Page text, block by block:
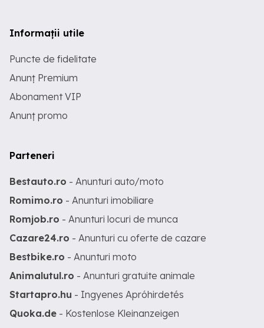
Informații utile
Puncte de fidelitate
Anunț Premium
Abonament VIP
Anunț promo
Parteneri
Bestauto.ro - Anunturi auto/moto
Romimo.ro - Anunturi imobiliare
Romjob.ro - Anunturi locuri de munca
Cazare24.ro - Anunturi cu oferte de cazare
Bestbike.ro - Anunturi moto
Animalutul.ro - Anunturi gratuite animale
Startapro.hu - Ingyenes Apróhirdetés
Quoka.de - Kostenlose Kleinanzeigen